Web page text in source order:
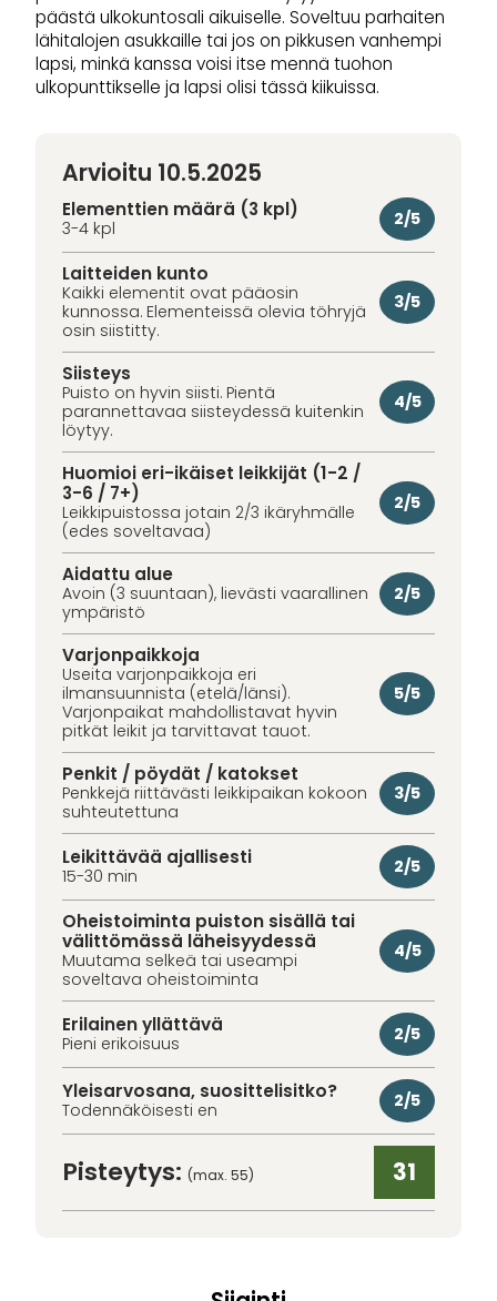
päästä ulkokuntosali aikuiselle. Soveltuu parhaiten
lähitalojen asukkaille tai jos on pikkusen vanhempi
lapsi, minkä kanssa voisi itse mennä tuohon
ulkopunttikselle ja lapsi olisi tässä kiikuissa.
Arvioitu 10.5.2025
Elementtien määrä (3 kpl)
3-4 kpl 2/5
Laitteiden kunto
Kaikki elementit ovat pääosin
kunnossa. Elementeissä olevia töhryjä
osin siistitty.
3/5
Siisteys
Puisto on hyvin siisti. Pientä
parannettavaa siisteydessä kuitenkin
löytyy.
4/5
Huomioi eri-ikäiset leikkijät (1-2 /
3-6 / 7+)
Leikkipuistossa jotain 2/3 ikäryhmälle
(edes soveltavaa)
2/5
Aidattu alue
Avoin (3 suuntaan), lievästi vaarallinen
ympäristö
2/5
Varjonpaikkoja
Useita varjonpaikkoja eri
ilmansuunnista (etelä/länsi).
Varjonpaikat mahdollistavat hyvin
pitkät leikit ja tarvittavat tauot.
5/5
Penkit / pöydät / katokset
Penkkejä riittävästi leikkipaikan kokoon
suhteutettuna
3/5
Leikittävää ajallisesti
15-30 min 2/5
Oheistoiminta puiston sisällä tai
välittömässä läheisyydessä
Muutama selkeä tai useampi
soveltava oheistoiminta
4/5
Erilainen yllättävä
Pieni erikoisuus 2/5
Yleisarvosana, suosittelisitko?
Todennäköisesti en 2/5
Pisteytys: (max. 55) 31